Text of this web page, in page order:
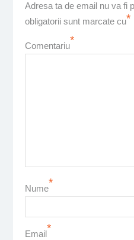
Adresa ta de email nu va fi
obligatorii sunt marcate cu*
Comentariu*
Nume*
Email*